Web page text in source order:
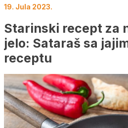
19. Jula 2023.
Starinski recept za
jelo: Sataraš sa
receptu